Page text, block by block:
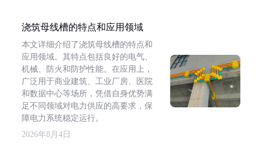
浇筑母线槽的特点和应用领域
本文详细介绍了浇筑母线槽的特点和
应用领域。其特点包括良好的电气、
机械、防火和防护性能。在应用上，
广泛用于商业建筑、工业厂房、医院
和数据中心等场所，凭借自身优势满
足不同领域对电力供应的高要求，保
障电力系统稳定运行。
2026年8月4日